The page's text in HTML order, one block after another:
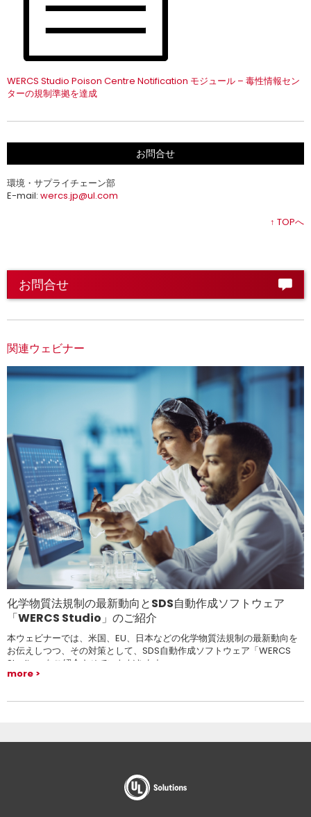
WERCS Studio Poison Centre Notification モジュール – 毒性情報セン
ターの規制準拠を達成
お問合せ
環境・サプライチェーン部
E-mail: wercs.jp@ul.com
↑ TOPへ
お問合せ
関連ウェビナー
化学物質法規制の最新動向とSDS自動作成ソフトウェア
「WERCS Studio」のご紹介
本ウェビナーでは、米国、EU、日本などの化学物質法規制の最新動向を
お伝えしつつ、その対策として、SDS自動作成ソフトウェア「WERCS
Studio」をご紹介させていただきます。
more